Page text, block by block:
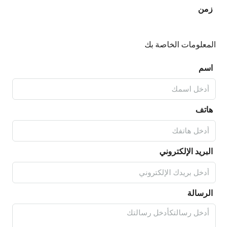
زمن
المعلومات الخاصة بك
اسم
هاتف
البريد الإلكتروني
الرسالة